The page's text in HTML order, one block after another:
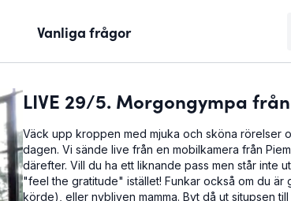
Vanliga frågor
LIVE 29/5. Morgongympa
Väck upp kroppen med mjuka och sköna rörelser
dagen. Vi sände live från en mobilkamera från
därefter. Vill du ha ett liknande pass men står inte
"feel the gratitude" istället! Funkar också om du är
körde), eller nybliven mamma. Byt då ut situpsen